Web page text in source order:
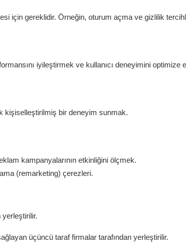
için gereklidir. Örneğin, oturum açma ve gizlilik
iyileştirmek ve kullanıcı deneyimini optimize
kişiselleştirilmiş bir deneyim sunmak.
kampanyalarının etkinliğini ölçmek.
(remarketing) çerezleri.
yerleştirilir.
üçüncü taraf firmalar tarafından yerleştirilir.